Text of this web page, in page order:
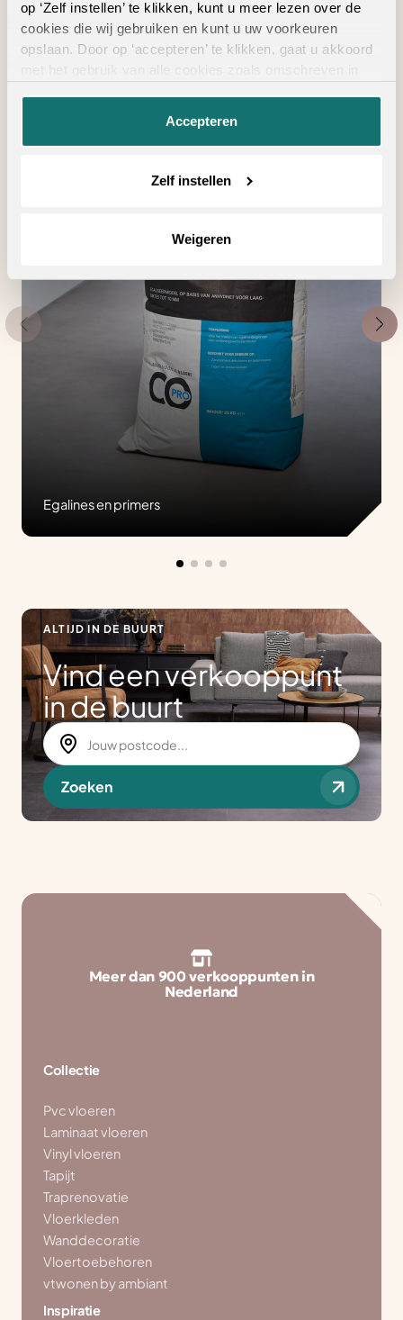
op ‘Zelf instellen’ te klikken, kunt u meer lezen over de
cookies die wij gebruiken en kunt u uw voorkeuren
opslaan. Door op ‘accepteren’ te klikken, gaat u akkoord
Accepteren
Zelf instellen
Weigeren
Geschikte
vloertoebehoren
Egalines en primers
ALTIJD IN DE BUURT
Vind een verkooppunt
in de buurt
Zoeken
Meer dan 900 verkooppunten in
Nederland
Collectie
Pvc vloeren
Laminaat vloeren
Vinyl vloeren
Tapijt
Traprenovatie
Vloerkleden
Wanddecoratie
Vloertoebehoren
vtwonen by ambiant
Inspiratie